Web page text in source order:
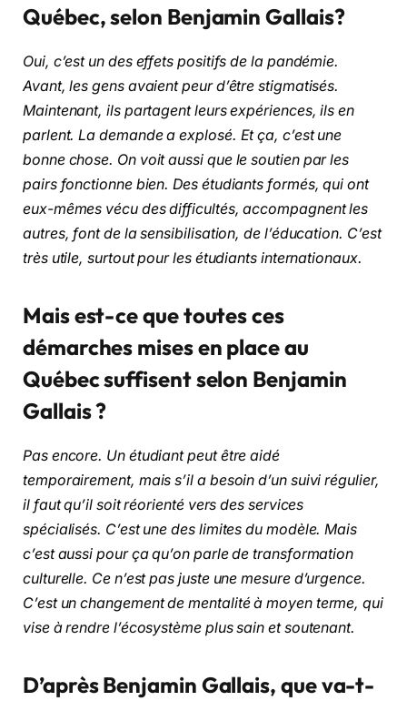
Québec, selon Benjamin Gallais?
Oui, c’est un des effets positifs de la pandémie.
Avant, les gens avaient peur d’être stigmatisés.
Maintenant, ils partagent leurs expériences, ils en
parlent. La demande a explosé. Et ça, c’est une
bonne chose. On voit aussi que le soutien par les
pairs fonctionne bien. Des étudiants formés, qui ont
eux-mêmes vécu des difficultés, accompagnent les
autres, font de la sensibilisation, de l’éducation. C’est
très utile, surtout pour les étudiants internationaux.
Mais est-ce que toutes ces
démarches mises en place au
Québec suffisent selon Benjamin
Gallais ?
Pas encore. Un étudiant peut être aidé
temporairement, mais s’il a besoin d’un suivi régulier,
il faut qu’il soit réorienté vers des services
spécialisés. C’est une des limites du modèle. Mais
c’est aussi pour ça qu’on parle de transformation
culturelle. Ce n’est pas juste une mesure d’urgence.
C’est un changement de mentalité à moyen terme, qui
vise à rendre l’écosystème plus sain et soutenant.
D’après Benjamin Gallais, que va-t-